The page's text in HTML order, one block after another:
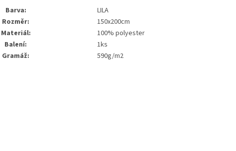
Barva:
LILA
Rozměr:
150x200cm
Materiál:
100% polyester
Balení:
1ks
Gramáž:
590g/m2